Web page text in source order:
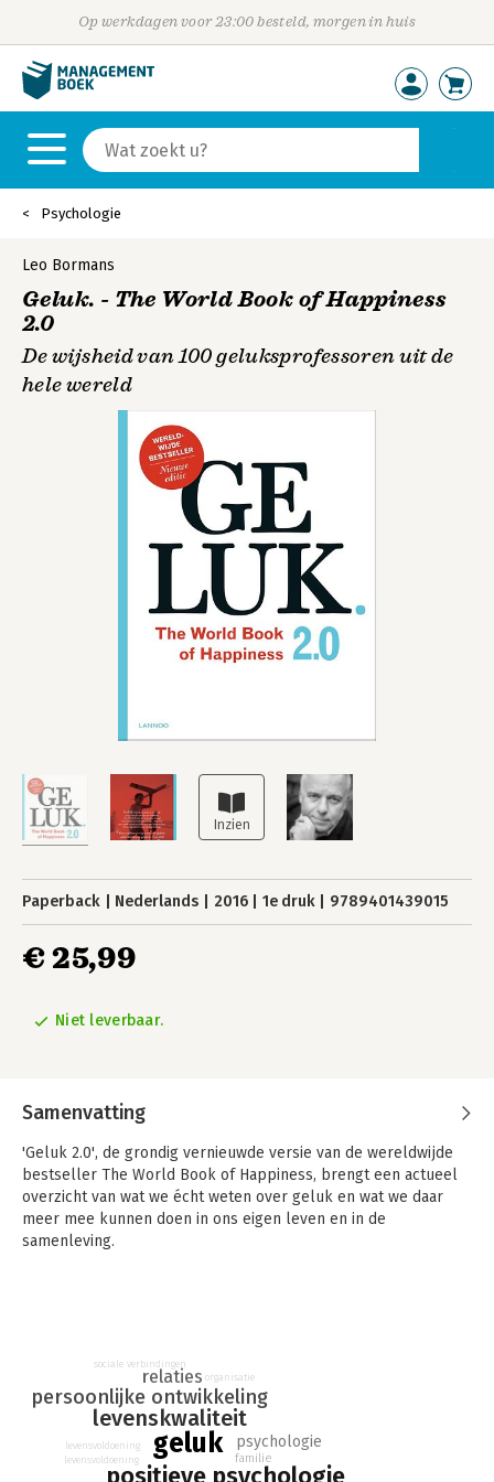
Op werkdagen voor 23:00 besteld, morgen in huis
Psychologie
Leo Bormans
Geluk. - The World Book of Happiness
2.0
De wijsheid van 100 geluksprofessoren uit de
hele wereld
Paperback Nederlands 2016 1e druk 9789401439015
€ 25,99
Niet leverbaar.
Samenvatting
'Geluk 2.0', de grondig vernieuwde versie van de wereldwijde
bestseller The World Book of Happiness, brengt een actueel
overzicht van wat we écht weten over geluk en wat we daar
meer mee kunnen doen in ons eigen leven en in de
samenleving.
100 internationale topexperts in de positieve psychologie
delen hun kennis over geluk en levenskwaliteit op een manier
die iedereen begrijpt. Geen filosofische of spirituele
beschouwingen, maar inzichten die gebaseerd zijn op
wereldwijd wetenschappelijk onderzoek. Het gaat niet over
'dromen' of 'geloven', maar over 'weten' en 'toepassen'.
geluk
positieve psychologie
levenskwaliteit
persoonlijke ontwikkeling
relaties
psychologie
familie
levensvoldoening
sociale verbindingen
organisatie
levensvoldoening